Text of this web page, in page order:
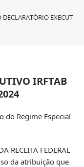
DECLARATÓRIO
IRFTAB
do Regime Especial
RECEITA FEDERAL
da atribuição que